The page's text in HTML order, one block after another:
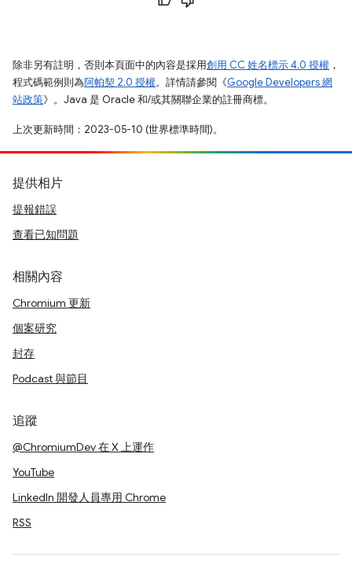
除非另有註明，否則本頁面中的內容是採用創用 CC 姓名標示 4.0 授權 ，
程式碼範例則為阿帕契 2.0 授權。詳情請參閱《Google Developers 網
站政策》。Java 是 Oracle 和/或其關聯企業的註冊商標。
上次更新時間：2023-05-10 (世界標準時間)。
提供相片
提報錯誤
查看已知問題
相關內容
Chromium 更新
個案研究
封存
Podcast 與節目
追蹤
@ChromiumDev 在 X 上運作
YouTube
LinkedIn 開發人員專用 Chrome
RSS